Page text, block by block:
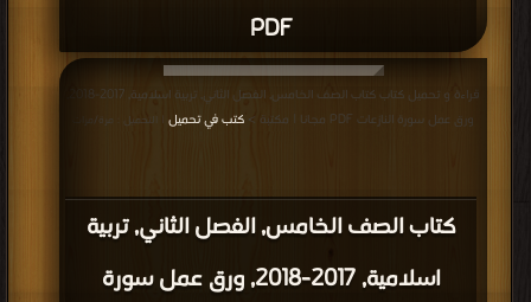
PDF
كتاب الصف الخامس, الفصل الثاني, تربية
اسلامية, 2017-2018, ورق عمل سورة
ورق عمل سورة النازعات PDF مجانا | مكتبة >
كتب في تحميل | التحميل : مرة/مرات